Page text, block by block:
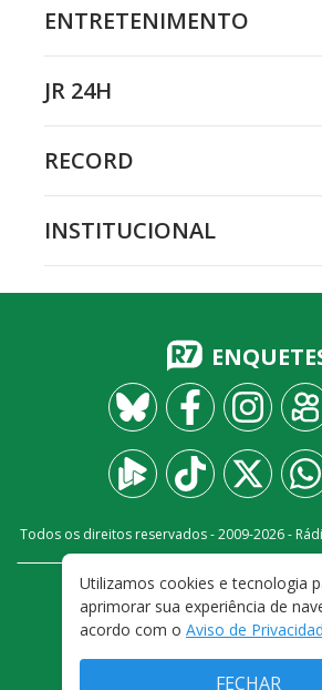
ENTRETENIMENTO
JR 24H
RECORD
INSTITUCIONAL
Todos os direitos reservados - 2009-2026-
FALE CONOSCO
TERMOS E CONDIÇÕES DE
Utilizamos cookies e tecnologia
aprimorar sua experiência de
acordo com o Aviso de
FECHAR